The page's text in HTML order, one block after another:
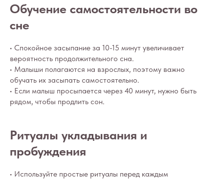
Обучение самостоятельности во
сне
• Спокойное засыпание за 10-15 минут увеличивает
вероятность продолжительного сна.
• Малыши полагаются на взрослых, поэтому важно
обучать их засыпать самостоятельно.
• Если малыш просыпается через 40 минут, нужно быть
рядом, чтобы продлить сон.
Ритуалы укладывания и
пробуждения
• Используйте простые ритуалы перед каждым